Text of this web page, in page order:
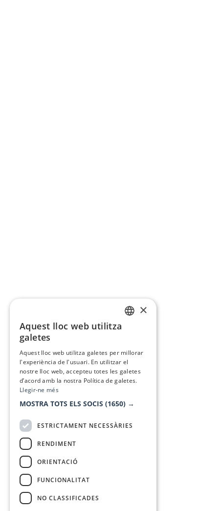
×
Aquest lloc web utilitza
galetes
Aquest lloc web utilitza galetes per millorar
l'experiència de l'usuari. En utilitzar el
nostre lloc web, accepteu totes les galetes
d’acord amb la nostra Política de galetes.
Llegir-ne més
MOSTRA TOTS ELS SOCIS (1650) →
ESTRICTAMENT NECESSÀRIES
RENDIMENT
ORIENTACIÓ
FUNCIONALITAT
NO CLASSIFICADES